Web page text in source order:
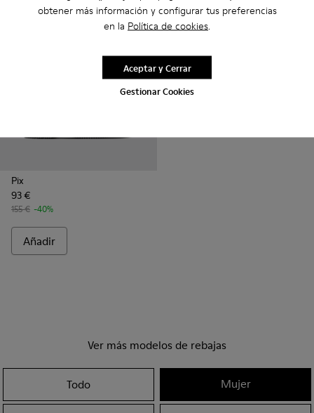
obtener más información y configurar tus preferencias
en la Política de cookies.
Gestionar Cookies
Aceptar y Cerrar
Pix
93 €
155 € -40%
Añadir
Ver más modelos de rebajas
Todo Mujer